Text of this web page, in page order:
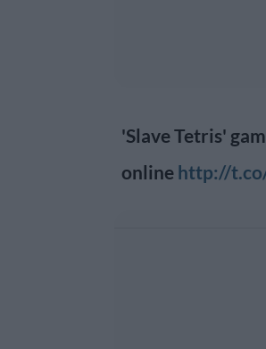
'Slave Tetris'
online http://